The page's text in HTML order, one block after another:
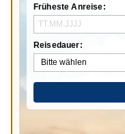
Früheste Anreise:
Reisedauer: